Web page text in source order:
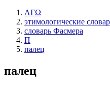
ΛΓΩ
этимологические
словарь Фасмера
П
палец
палец